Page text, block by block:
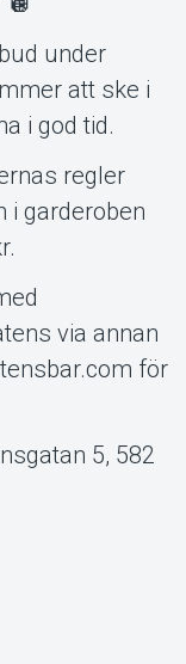
under
att ske i
i god tid.
regler
i garderoben
via annan
för
5, 582